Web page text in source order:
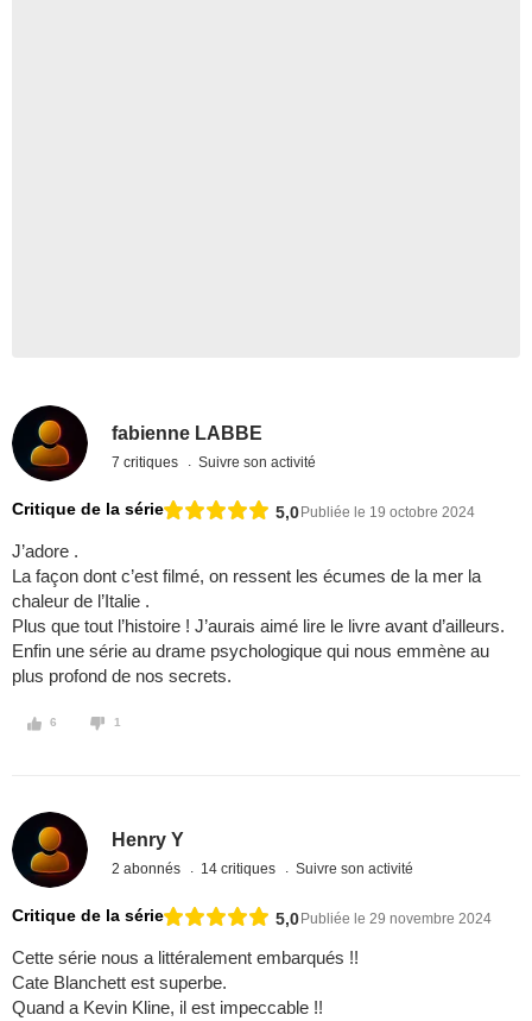
fabienne LABBE
7 critiques Suivre son activité
Critique de la série 5,0 Publiée le 19 octobre 2024
J’adore .
La façon dont c’est filmé, on ressent les écumes de la mer la
chaleur de l’Italie .
Plus que tout l’histoire ! J’aurais aimé lire le livre avant d’ailleurs.
Enfin une série au drame psychologique qui nous emmène au
plus profond de nos secrets.
6 1
Henry Y
2 abonnés 14 critiques Suivre son activité
Critique de la série 5,0 Publiée le 29 novembre 2024
Cette série nous a littéralement embarqués !!
Cate Blanchett est superbe.
Quand a Kevin Kline, il est impeccable !!